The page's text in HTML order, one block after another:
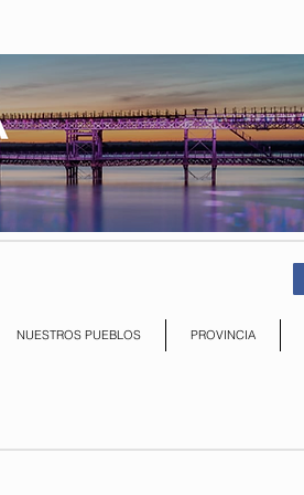
NUESTROS PUEBLOS PROVINCIA